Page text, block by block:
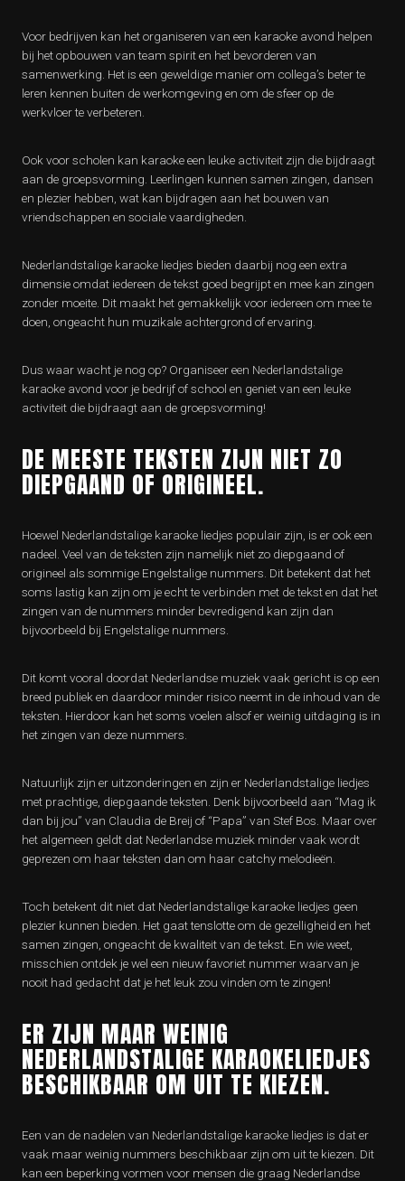
Voor bedrijven kan het organiseren van een karaoke avond helpen
bij het opbouwen van team spirit en het bevorderen van
samenwerking. Het is een geweldige manier om collega’s beter te
leren kennen buiten de werkomgeving en om de sfeer op de
werkvloer te verbeteren.
Ook voor scholen kan karaoke een leuke activiteit zijn die bijdraagt
aan de groepsvorming. Leerlingen kunnen samen zingen, dansen
en plezier hebben, wat kan bijdragen aan het bouwen van
vriendschappen en sociale vaardigheden.
Nederlandstalige karaoke liedjes bieden daarbij nog een extra
dimensie omdat iedereen de tekst goed begrijpt en mee kan zingen
zonder moeite. Dit maakt het gemakkelijk voor iedereen om mee te
doen, ongeacht hun muzikale achtergrond of ervaring.
Dus waar wacht je nog op? Organiseer een Nederlandstalige
karaoke avond voor je bedrijf of school en geniet van een leuke
activiteit die bijdraagt aan de groepsvorming!
DE MEESTE TEKSTEN ZIJN NIET ZO
DIEPGAAND OF ORIGINEEL.
Hoewel Nederlandstalige karaoke liedjes populair zijn, is er ook een
nadeel. Veel van de teksten zijn namelijk niet zo diepgaand of
origineel als sommige Engelstalige nummers. Dit betekent dat het
soms lastig kan zijn om je echt te verbinden met de tekst en dat het
zingen van de nummers minder bevredigend kan zijn dan
bijvoorbeeld bij Engelstalige nummers.
Dit komt vooral doordat Nederlandse muziek vaak gericht is op een
breed publiek en daardoor minder risico neemt in de inhoud van de
teksten. Hierdoor kan het soms voelen alsof er weinig uitdaging is in
het zingen van deze nummers.
Natuurlijk zijn er uitzonderingen en zijn er Nederlandstalige liedjes
met prachtige, diepgaande teksten. Denk bijvoorbeeld aan “Mag ik
dan bij jou” van Claudia de Breij of “Papa” van Stef Bos. Maar over
het algemeen geldt dat Nederlandse muziek minder vaak wordt
geprezen om haar teksten dan om haar catchy melodieën.
Toch betekent dit niet dat Nederlandstalige karaoke liedjes geen
plezier kunnen bieden. Het gaat tenslotte om de gezelligheid en het
samen zingen, ongeacht de kwaliteit van de tekst. En wie weet,
misschien ontdek je wel een nieuw favoriet nummer waarvan je
nooit had gedacht dat je het leuk zou vinden om te zingen!
ER ZIJN MAAR WEINIG
NEDERLANDSTALIGE KARAOKELIEDJES
BESCHIKBAAR OM UIT TE KIEZEN.
Een van de nadelen van Nederlandstalige karaoke liedjes is dat er
vaak maar weinig nummers beschikbaar zijn om uit te kiezen. Dit
kan een beperking vormen voor mensen die graag Nederlandse